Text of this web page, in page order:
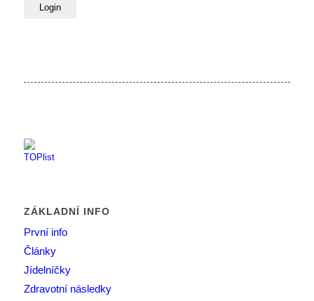
ZÁKLADNÍ INFO
První info
Články
Jídelníčky
Zdravotní následky